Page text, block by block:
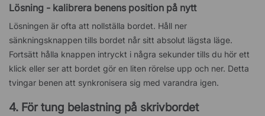
Lösning - kalibrera benens position på nytt
Lösningen är ofta att nollställa bordet. Håll ner
sänkningsknappen tills bordet når sitt absolut lägsta läge.
Fortsätt hålla knappen intryckt i några sekunder tills du hör ett
klick eller ser att bordet gör en liten rörelse upp och ner. Detta
tvingar benen att synkronisera sig med varandra igen.
4. För tung belastning på skrivbordet